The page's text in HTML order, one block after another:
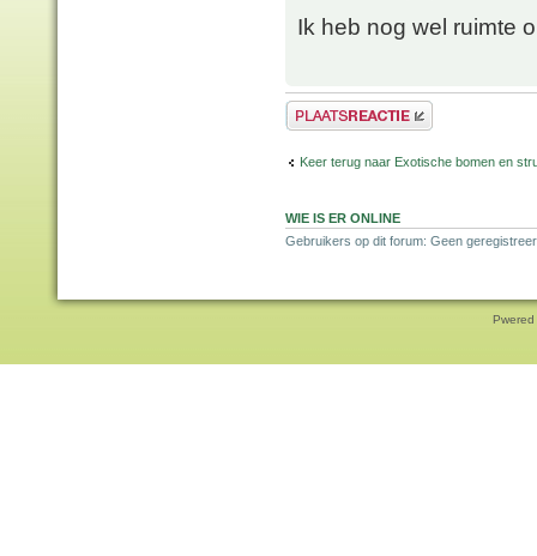
Ik heb nog wel ruimte
Plaats een reactie
Keer terug naar Exotische bomen en
WIE IS ER ONLINE
Gebruikers op dit forum: Geen